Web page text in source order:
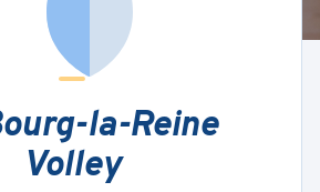
la-Reine
Volley